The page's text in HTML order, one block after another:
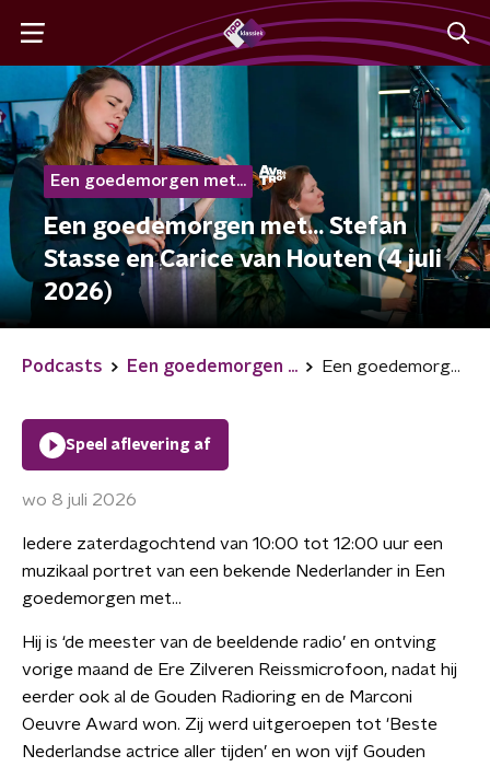
Een goedemorgen met...
Een goedemorgen met... Stefan
Stasse en Carice van Houten (4 juli
2026)
Podcasts Een goedemorgen ... Een goedemorgen met... Stefan Stasse en Carice van Houten (4 juli 2026)
Speel aflevering af
wo 8 juli 2026
Iedere zaterdagochtend van 10:00 tot 12:00 uur een
muzikaal portret van een bekende Nederlander in Een
goedemorgen met...
Hij is ‘de meester van de beeldende radio’ en ontving
vorige maand de Ere Zilveren Reissmicrofoon, nadat hij
eerder ook al de Gouden Radioring en de Marconi
Oeuvre Award won. Zij werd uitgeroepen tot 'Beste
Nederlandse actrice aller tijden’ en won vijf Gouden